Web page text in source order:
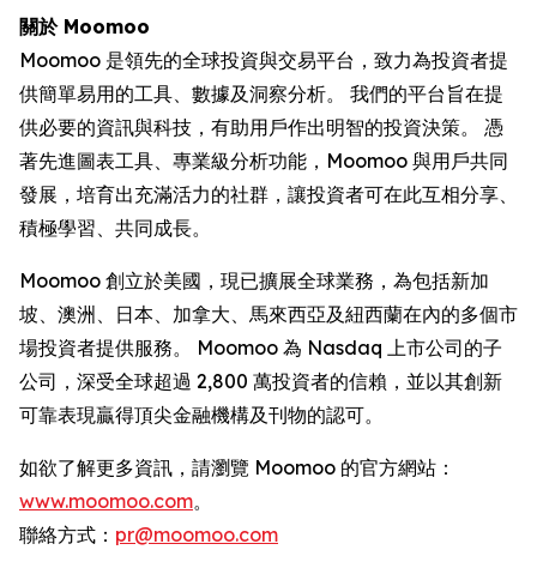
關於 Moomoo
Moomoo 是領先的全球投資與交易平台，致力為投資者提
供簡單易用的工具、數據及洞察分析。 我們的平台旨在提
供必要的資訊與科技，有助用戶作出明智的投資決策。 憑
著先進圖表工具、專業級分析功能，Moomoo 與用戶共同
發展，培育出充滿活力的社群，讓投資者可在此互相分享、
積極學習、共同成長。
Moomoo 創立於美國，現已擴展全球業務，為包括新加
坡、澳洲、日本、加拿大、馬來西亞及紐西蘭在內的多個市
場投資者提供服務。 Moomoo 為 Nasdaq 上市公司的子
公司，深受全球超過 2,800 萬投資者的信賴，並以其創新
可靠表現贏得頂尖金融機構及刊物的認可。
如欲了解更多資訊，請瀏覽 Moomoo 的官方網站：
www.moomoo.com。
聯絡方式： pr@moomoo.com